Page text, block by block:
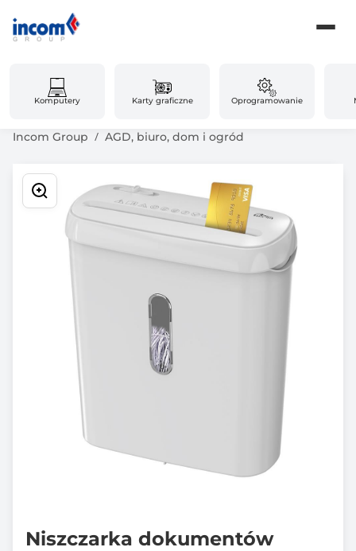
Komputery Karty graficzne Oprogramowanie
Incom Group AGD, biuro, dom i ogród
Niszczarka dokumentów